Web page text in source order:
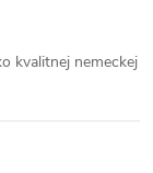
kvalitnej nemeckej